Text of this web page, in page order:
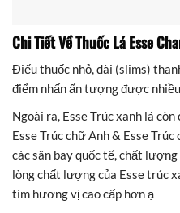
Chi Tiết Về Thuốc Lá Esse
Điếu thuốc nhỏ, dài (slims)
điểm nhấn ấn tượng được
Ngoài ra, Esse Trúc xanh lá
Esse Trúc chữ Anh & Esse
các sân bay quốc tế, chất
lòng chất lượng của Esse trúc
tìm hương vị cao cấp hơn ạ